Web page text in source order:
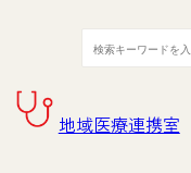
地域医療連携室